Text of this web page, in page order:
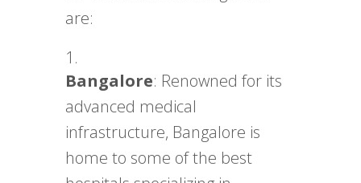
are:
Bangalore: Renowned for its
advanced medical
infrastructure, Bangalore is
home to some of the best